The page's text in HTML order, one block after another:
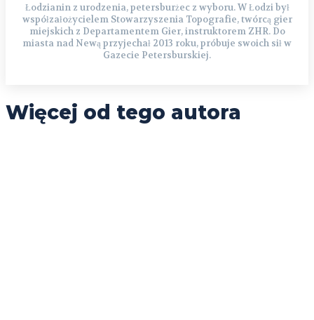
Łodzianin z urodzenia, petersburżec z wyboru. W Łodzi był
współzałożycielem Stowarzyszenia Topografie, twórcą gier
miejskich z Departamentem Gier, instruktorem ZHR. Do
miasta nad Newą przyjechał 2013 roku, próbuje swoich sił w
Gazecie Petersburskiej.
Więcej od tego autora